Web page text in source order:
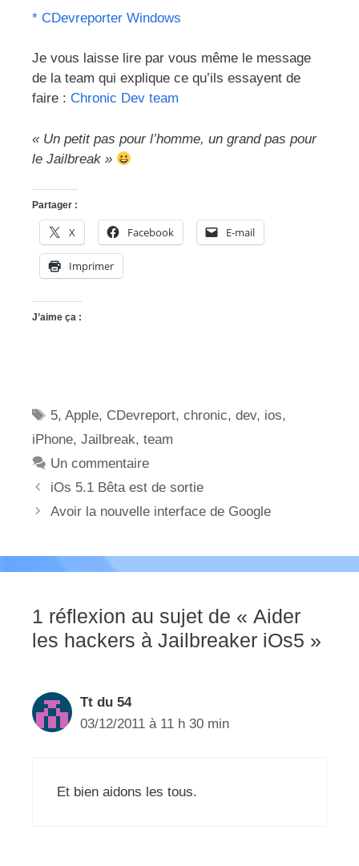
* CDevreporter Windows
Je vous laisse lire par vous même le message
de la team qui explique ce qu’ils essayent de
faire : Chronic Dev team
« Un petit pas pour l’homme, un grand pas pour
le Jailbreak »
Partager :
X Facebook E-mail
Imprimer
J’aime ça :
Étiquettes
5,Apple, CDevreport,chronic,dev, ios,
iPhone, Jailbreak, team
Un commentaire
iOs 5.1 Bêta est de sortie
Avoir la nouvelle interface de Google
1 réflexion au sujet de « Aider
les hackers à Jailbreaker iOs5 »
Tt du 54
03/12/2011 à 11 h 30 min
Et bien aidons les tous.